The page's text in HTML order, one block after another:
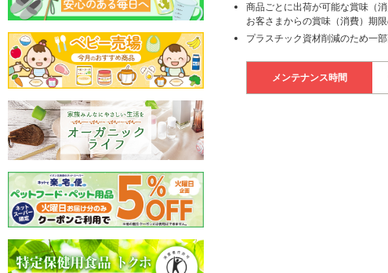
商品ごとに出荷が可能な賞味（
お客さまからの賞味（消費）期
プラスチック資材削減のため一
メンテナンス時間